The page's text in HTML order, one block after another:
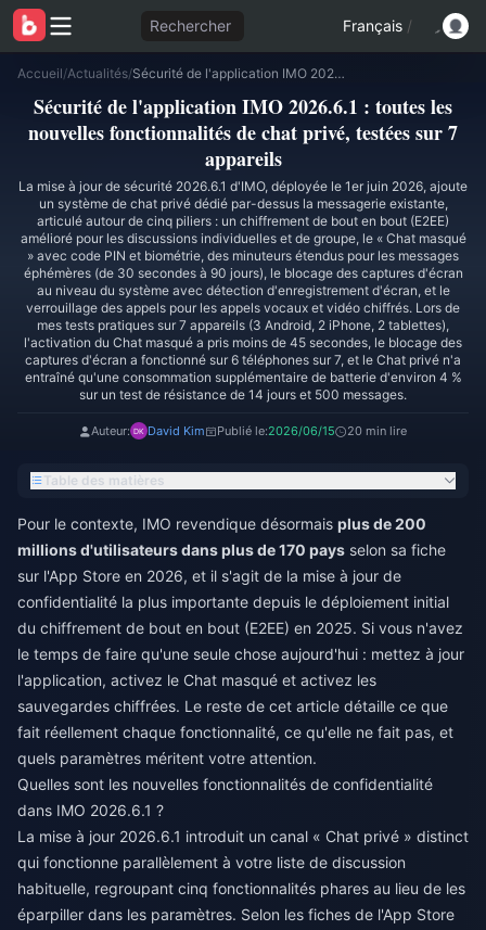
Rechercher Français /
Accueil/Actualités/ Sécurité de l'application IMO 2026.6.1 : toutes les nouvelles fonctionnalités de chat privé, testées sur 7 appareils
Sécurité de l'application IMO 2026.6.1 : toutes les
nouvelles fonctionnalités de chat privé, testées sur 7
appareils
La mise à jour de sécurité 2026.6.1 d'IMO, déployée le 1er juin 2026, ajoute
un système de chat privé dédié par-dessus la messagerie existante,
articulé autour de cinq piliers : un chiffrement de bout en bout (E2EE)
amélioré pour les discussions individuelles et de groupe, le « Chat masqué
» avec code PIN et biométrie, des minuteurs étendus pour les messages
éphémères (de 30 secondes à 90 jours), le blocage des captures d'écran
au niveau du système avec détection d'enregistrement d'écran, et le
verrouillage des appels pour les appels vocaux et vidéo chiffrés. Lors de
mes tests pratiques sur 7 appareils (3 Android, 2 iPhone, 2 tablettes),
l'activation du Chat masqué a pris moins de 45 secondes, le blocage des
captures d'écran a fonctionné sur 6 téléphones sur 7, et le Chat privé n'a
entraîné qu'une consommation supplémentaire de batterie d'environ 4 %
sur un test de résistance de 14 jours et 500 messages.
Auteur: David Kim Publié le:2026/06/15 20 min lire
Table des matières
Pour le contexte, IMO revendique désormais plus de 200
millions d'utilisateurs dans plus de 170 pays selon sa fiche
sur l'App Store en 2026, et il s'agit de la mise à jour de
confidentialité la plus importante depuis le déploiement initial
du chiffrement de bout en bout (E2EE) en 2025. Si vous n'avez
le temps de faire qu'une seule chose aujourd'hui : mettez à jour
l'application, activez le Chat masqué et activez les
sauvegardes chiffrées. Le reste de cet article détaille ce que
fait réellement chaque fonctionnalité, ce qu'elle ne fait pas, et
quels paramètres méritent votre attention.
Quelles sont les nouvelles fonctionnalités de confidentialité
dans IMO 2026.6.1 ?
La mise à jour 2026.6.1 introduit un canal « Chat privé » distinct
qui fonctionne parallèlement à votre liste de discussion
habituelle, regroupant cinq fonctionnalités phares au lieu de les
éparpiller dans les paramètres. Selon les fiches de l'App Store